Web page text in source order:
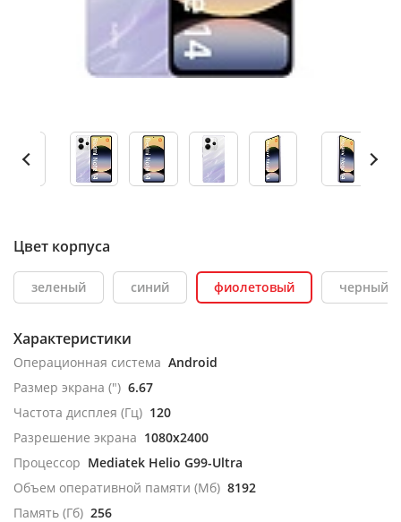
Цвет корпуса
зеленый синий фиолетовый черный
Характеристики
Операционная система Android
Размер экрана (") 6.67
Частота дисплея (Гц) 120
Разрешение экрана 1080x2400
Процессор Mediatek Helio G99-Ultra
Объем оперативной памяти (Мб) 8192
Память (Гб) 256